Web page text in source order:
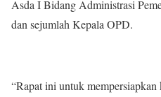
Asda I Bidang Administrasi
dan sejumlah Kepala OPD.
“Rapat ini untuk